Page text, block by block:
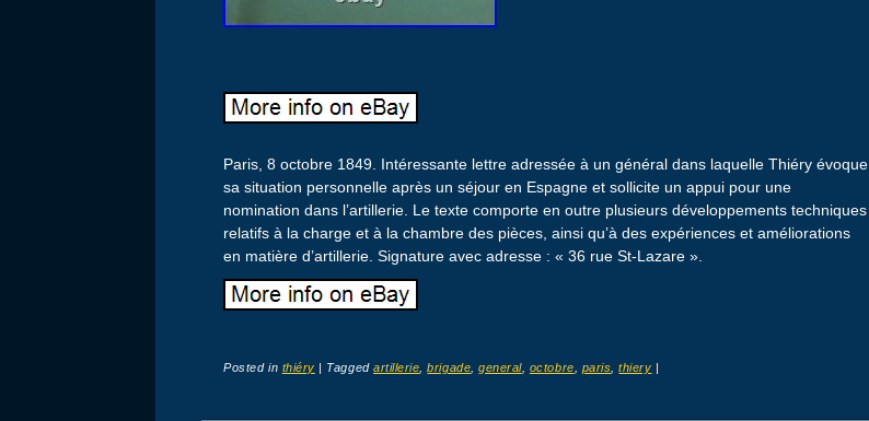
Paris, 8 octobre 1849. Intéressante lettre adressée à un général dans laquelle Thiéry évoque
sa situation personnelle après un séjour en Espagne et sollicite un appui pour une
nomination dans l’artillerie. Le texte comporte en outre plusieurs développements techniques
relatifs à la charge et à la chambre des pièces, ainsi qu’à des expériences et améliorations
en matière d’artillerie. Signature avec adresse : « 36 rue St-Lazare ».
Posted in thiéry | Taggedartillerie ,brigade ,general, octobre paris ,thiery |